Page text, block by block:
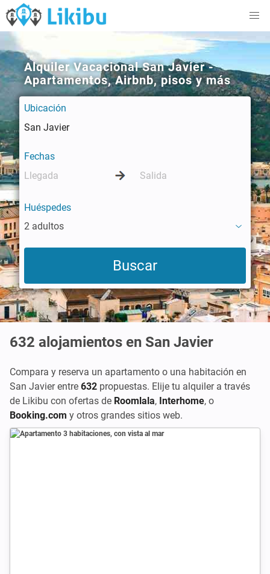
Alquiler Vacacional San Javier -
Apartamentos, Airbnb, pisos y más
Ubicación
Fechas
Huéspedes
2 adultos
632 alojamientos en San Javier
Compara y reserva un apartamento o una habitación en
San Javier entre 632 propuestas. Elije tu alquiler a través
de Likibu con ofertas de Roomlala, Interhome, o
Booking.com y otros grandes sitios web.